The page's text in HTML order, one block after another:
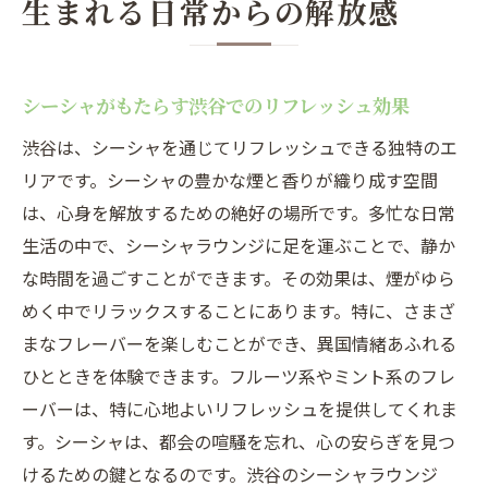
生まれる日常からの解放感
シーシャがもたらす渋谷でのリフレッシュ効果
渋谷は、シーシャを通じてリフレッシュできる独特のエ
リアです。シーシャの豊かな煙と香りが織り成す空間
は、心身を解放するための絶好の場所です。多忙な日常
生活の中で、シーシャラウンジに足を運ぶことで、静か
な時間を過ごすことができます。その効果は、煙がゆら
めく中でリラックスすることにあります。特に、さまざ
まなフレーバーを楽しむことができ、異国情緒あふれる
ひとときを体験できます。フルーツ系やミント系のフレ
ーバーは、特に心地よいリフレッシュを提供してくれま
す。シーシャは、都会の喧騒を忘れ、心の安らぎを見つ
けるための鍵となるのです。渋谷のシーシャラウンジ